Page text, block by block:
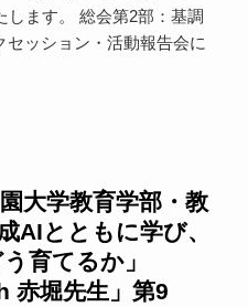
します。 総会第2部：基調
ッション・活動報告会に
大学教育学部・教
AIとともに学び、
育てるか」
赤堀先生」第9